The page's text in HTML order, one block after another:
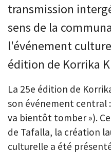
transmission
sens de la
l'événement
édition de Korrika
La 25e édition de
son événement central
va bientôt tomber »).
de Tafalla, la création
culturelle a été